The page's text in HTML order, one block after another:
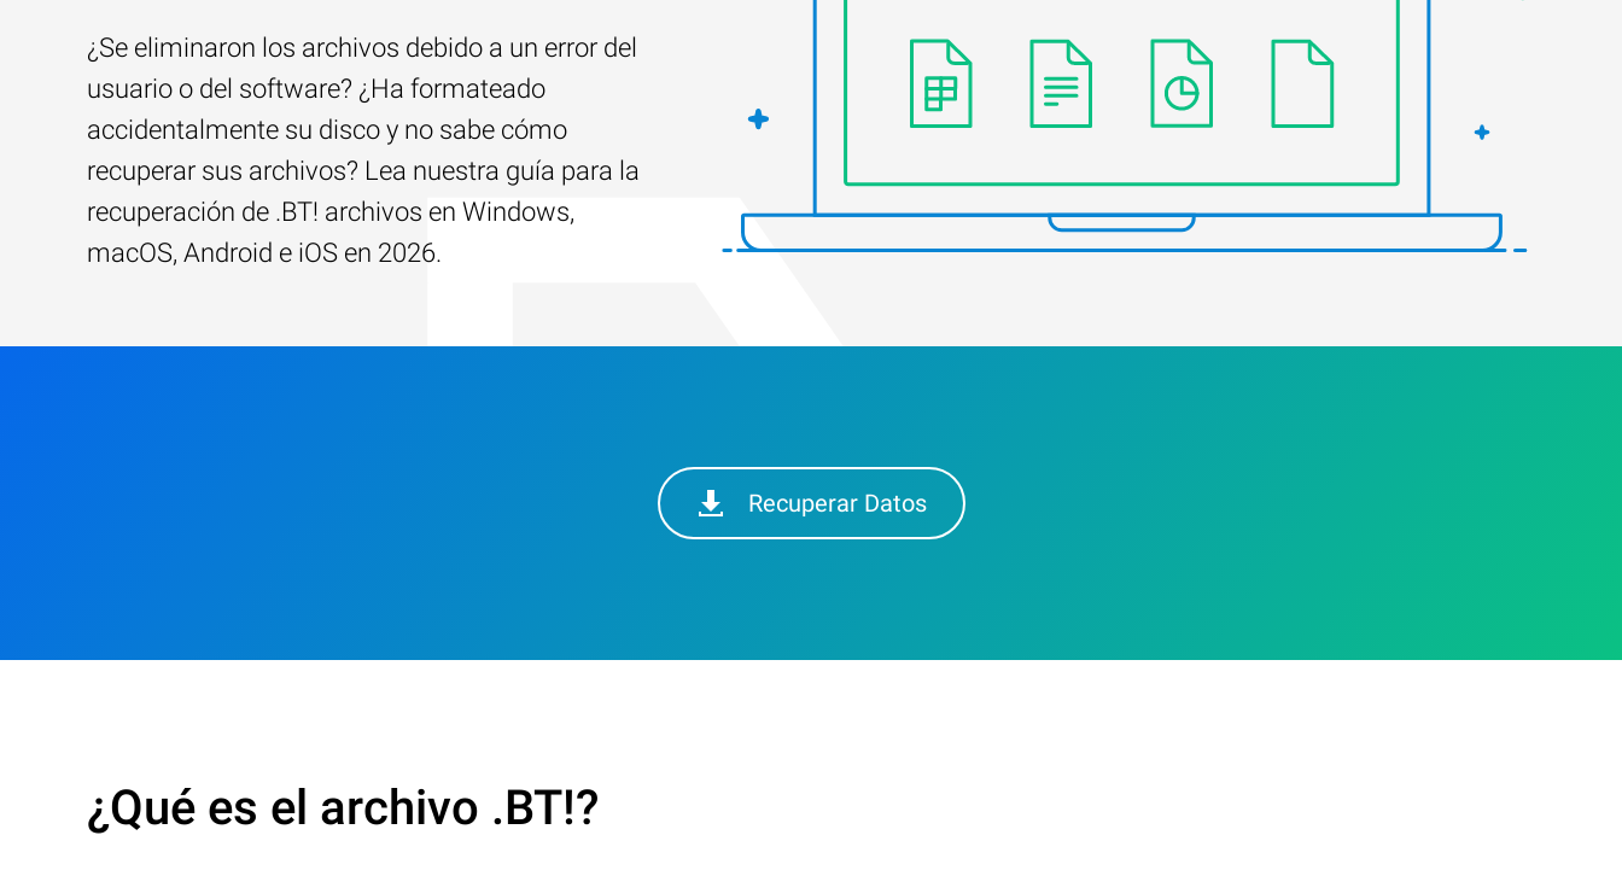
¿Se eliminaron los archivos debido a un error del
usuario o del software? ¿Ha formateado
accidentalmente su disco y no sabe cómo
recuperar sus archivos? Lea nuestra guía para la
recuperación de .BT! archivos en Windows,
macOS, Android e iOS en 2026.
Recuperar Datos
¿Qué es el archivo .BT!?